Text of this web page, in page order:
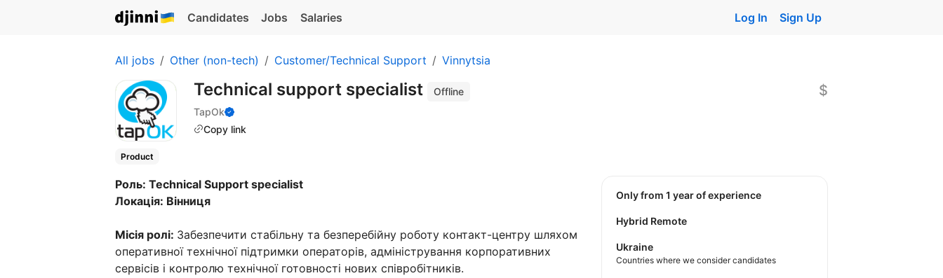
Candidates Jobs Salaries Log In Sign Up
All jobs Other (non-tech) Customer/Technical Support Vinnytsia
Technical support specialist
Offline
TapOk
Copy link
$
Product
Роль: Technical Support specialist
Локація: Вінниця
Місія ролі: Забезпечити стабільну та безперебійну роботу контакт-центру шляхом
оперативної технічної підтримки операторів, адміністрування корпоративних
сервісів і контролю технічної готовності нових співробітників.
Only from 1 year of experience
Hybrid Remote
Ukraine
Countries where we consider candidates